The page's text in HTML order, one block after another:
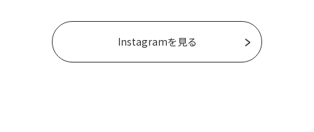
Instagramを見る